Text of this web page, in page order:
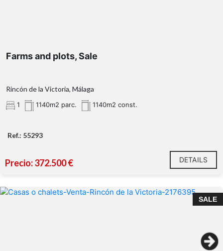
Farms and plots, Sale
Rincón de la Victoria, Málaga
1 1140m2 parc. 1140m2 const.
Ref.: 55293
Precio: 372.500 € DETAILS
SALE